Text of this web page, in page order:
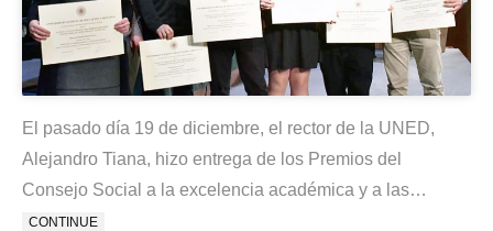
El pasado día 19 de diciembre, el rector de la UNED,
Alejandro Tiana, hizo entrega de los Premios del
Consejo Social a la excelencia académica y a las…
CONTINUE